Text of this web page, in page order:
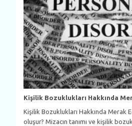
Kişilik Bozuklukları Hakkında
Kişilik Bozuklukları Hakkında Merak
oluşur? Mizacın tanımı ve kişilik